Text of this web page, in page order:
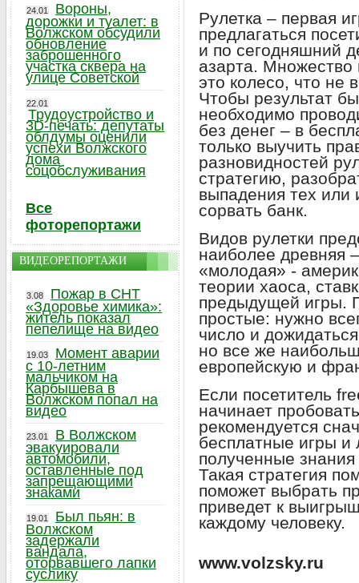
Рулетка – первая
предлагаться
и по сегодняшний
азарта. Множество
это колесо, что не
Чтобы результат
необходимо
без денег – в
только выучить
разновидностей
стратегию,
выпадения тех или
сорвать банк.
Видов рулетки
наиболее древняя
«молодая» -
теории хаоса,
предыдущей игры.
простые: нужно
число и
но все же
европейскую и
Если посетитель
начинает
рекомендуется
бесплатные игры и
полученные знания
Такая стратегия
поможет выбрать
приведет к
каждому человеку.
www.volzsky.ru
24.01
Вороны,
дорожки и туалет: в
Волжском обсудили
обновление
заброшенного
участка сквера на
улице Советской
22.01
Трудоустройство и
3D-печать: депутаты
облдумы оценили
успехи Волжского
дома
соцобслуживания
Все
фоторепортажи
ВИДЕОРЕПОРТАЖИ
3.08
Пожар в СНТ
«Здоровье химика»:
житель показал
пепелище на видео
19.03
Момент аварии
с 10-летним
мальчиком на
Карбышева в
Волжском попал на
видео
23.01
В Волжском
эвакуировали
автомобили,
оставленные под
запрещающими
знаками
19.01
Был пьян: в
Волжском
задержали
вандала,
оторвавшего лапки
суслику